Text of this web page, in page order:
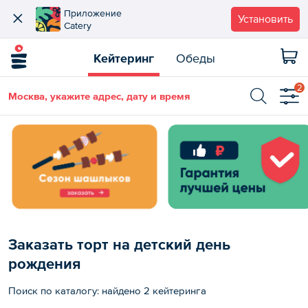
Приложение
Catery
Установить
Кейтеринг Обеды
Москва, укажите адрес, дату и время
2
Заказать торт на детский день
рождения
Поиск по каталогу: найдено 2 кейтеринга